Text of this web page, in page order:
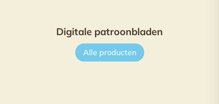
Digitale patroonbladen
Alle producten